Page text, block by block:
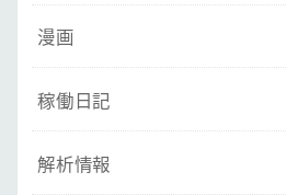
漫画
稼働日記
解析情報